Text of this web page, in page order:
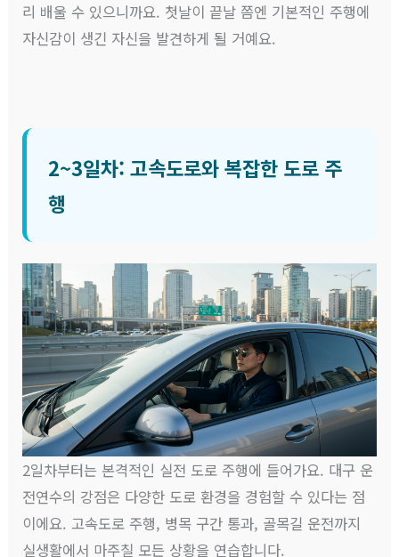
리 배울 수 있으니까요. 첫날이 끝날 쯤엔 기본적인 주행에
자신감이 생긴 자신을 발견하게 될 거예요.
2~3일차: 고속도로와 복잡한 도로 주
행
2일차부터는 본격적인 실전 도로 주행에 들어가요. 대구 운
전연수의 강점은 다양한 도로 환경을 경험할 수 있다는 점
이에요. 고속도로 주행, 병목 구간 통과, 골목길 운전까지
실생활에서 마주칠 모든 상황을 연습합니다.